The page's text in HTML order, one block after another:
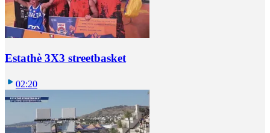
Estathè 3X3 streetbasket
02:20